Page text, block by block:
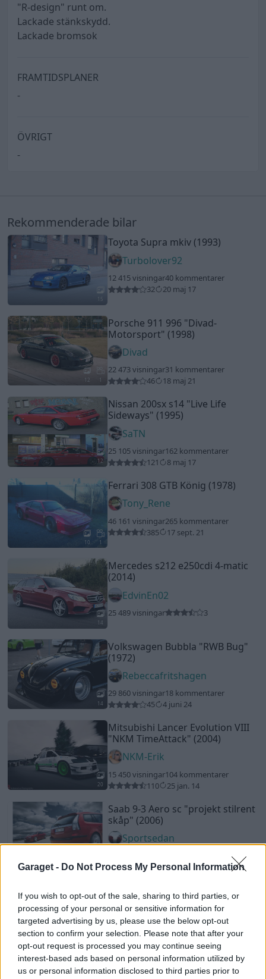
Garaget - Do Not Process My Personal Information
If you wish to opt-out of the sale, sharing to third parties, or
processing of your personal or sensitive information for
targeted advertising by us, please use the below opt-out
section to confirm your selection. Please note that after your
opt-out request is processed you may continue seeing
interest-based ads based on personal information utilized by
us or personal information disclosed to third parties prior to
"R-design" runt om.
Lackade stänkskydd.
Lackade bromsok
FRAMTIDSPLANER
-
ÖVRIGT
-
Rekommenderade bilar
15
Toyota Supra mkiv (1993)
Turbolover92
12 415 visningar40 kommentarer
32
20 maj 17
12 1
Porsche 911 996 "Divad-
Motorsport" (1998)
Divad
22 473 visningar31 kommentarer
46
18 maj 21
12
Nissan 200sx s14 "Live Life
Sideways" (1995)
SaTN
25 105 visningar162 kommentarer
121
8 maj 17
10 1
Ferrari 308 GTB König (1978)
Tony_Rene
46 161 visningar265 kommentarer
385
17 sept. 21
14
Mercedes s212 e250cdi 4-matic
(2014)
EdvinEn02
25 489 visningar 3
14
Volkswagen Bubbla "RWB Bug"
(1972)
Rebeccafritshagen
29 860 visningar18 kommentarer
45
4 juni 24
20
Mitsubishi Lancer Evolution VIII
"NKM TimeAttack" (2004)
NKM-Erik
15 450 visningar104 kommentarer
110
25 jan. 14
20 2
Saab 9-3 Aero sc "projekt stilrent
skåp" (2006)
Sportsedan
700
9 sept. 10
20 1
BMW 525 E61 M-Sport
"Slammed
Camo 2014"(2005)
MJSudden
57 426 visningar84 kommentarer
212
22 april 16
Opel Omega MV6"Diamond